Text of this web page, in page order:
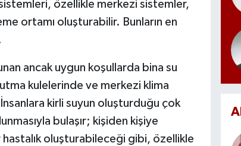
özellikle merkezi sistemler,
ortamı oluşturabilir. Bunların en
ancak uygun koşullarda bina su
kulelerinde ve merkezi klima
kirli suyun oluşturduğu çok
bulaşır; kişiden kişiye
oluşturabileceği gibi, özellikle